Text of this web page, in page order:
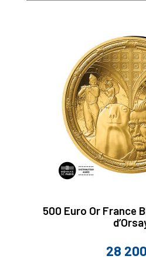
500 Euro Or France
Prix
28